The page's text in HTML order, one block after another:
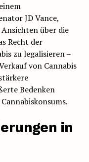
JD Vance,
über die
Recht der
zu legalisieren –
von Cannabis
Bedenken
in